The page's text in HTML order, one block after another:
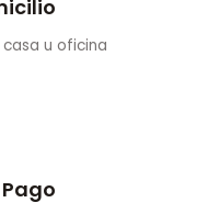
u oficina